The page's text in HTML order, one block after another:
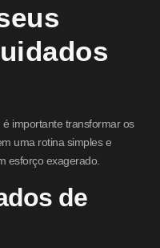
importante transformar os
uma rotina simples e
esforço exagerado.
de